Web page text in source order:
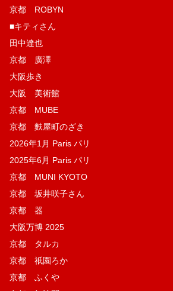
京都 ROBYN
■キティさん
田中達也
京都 廣澤
大阪歩き
大阪 美術館
京都 MUBE
京都 麩屋町のざき
2026年1月 Paris パリ
2025年6月 Paris パリ
京都 MUNI KYOTO
京都 坂井咲子さん
京都 器
大阪万博 2025
京都 タルカ
京都 祇園ろか
京都 ふくや